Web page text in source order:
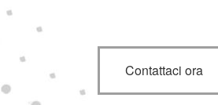
Contattaci ora